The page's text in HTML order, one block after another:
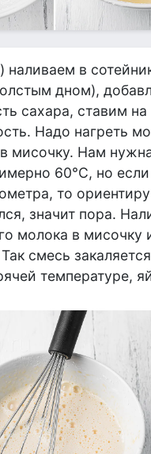
в
дном),
сахара, ставим на
Надо нагреть
мисочку. Нам
60°С, но если
то
значит пора.
молока в мисочку
смесь
температуре,